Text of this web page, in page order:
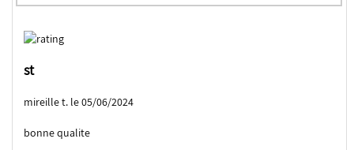
st
mireille t. le 05/06/2024
bonne qualite